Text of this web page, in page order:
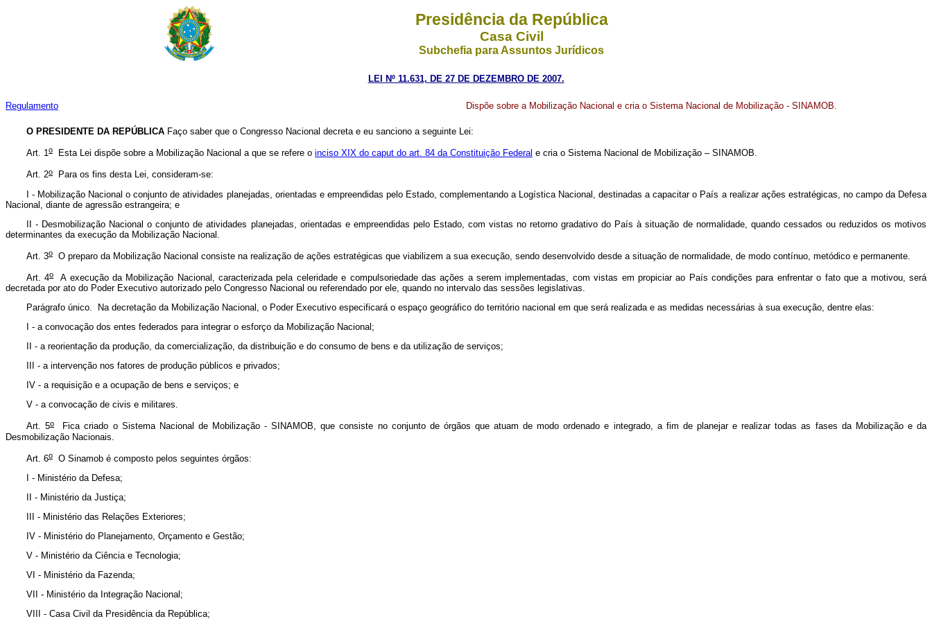
Presidência da República
Casa Civil
Subchefia para Assuntos Jurídicos
LEI Nº 11.631, DE 27 DEDEZEMBRO DE 2007.
Regulamento Dispõe sobre a Mobilização Nacional e cria o Sistema Nacional de Mobilização - SINAMOB.
O PRESIDENTE DA REPÚBLICA Faço saber que o Congresso Nacional decreta e eu sanciono a seguinte Lei:
Art. 1o Esta Lei dispõe sobre a Mobilização Nacional a que se refere o inciso XIX do caput do art. 84 da Constituição Federal e cria o Sistema Nacional de Mobilização – SINAMOB.
Art. 2o
Para os fins desta Lei, consideram-se:
I - Mobilização Nacional o conjunto de atividades planejadas, orientadas e empreendidas pelo Estado, complementando a Logística Nacional, destinadas a capacitar o País a realizar ações estratégicas, no campo da Defesa
Nacional, diante de agressão estrangeira; e
II - Desmobilização Nacional o conjunto de atividades planejadas, orientadas e empreendidas pelo Estado, com vistas no retorno gradativo do País à situação de normalidade, quando cessados ou reduzidos os motivos
determinantes da execução da Mobilização Nacional.
Art. 3o O preparo da Mobilização Nacional consiste na realização de ações estratégicas que viabilizem a sua execução, sendo desenvolvido desde a situação de normalidade, de modo contínuo, metódico e permanente.
Art. 4oA execução da Mobilização Nacional, caracterizada pela celeridade e compulsoriedade das ações a serem implementadas, com vistas em propiciar ao País condições para enfrentar o fato que a motivou, será
decretada por ato do Poder Executivo autorizado pelo Congresso Nacional ou referendado por ele, quando no intervalo das sessões legislativas.
Parágrafo único. Na decretação da Mobilização Nacional, o Poder Executivo especificará o espaço geográfico do território nacional em que será realizada e as medidas necessárias à sua execução, dentre elas:
I - a convocação dos entes federados para integrar o esforço da Mobilização Nacional;
II - a reorientação da produção, da comercialização, da distribuição e do consumo de bens e da utilização de serviços;
III - a intervenção nos fatores de produção públicos e privados;
IV - a requisição e a ocupação de bens e serviços; e
V - a convocação de civis e militares.
Art. 5oFica criado o Sistema Nacional de Mobilização - SINAMOB, que consiste no conjunto de órgãos que atuam de modo ordenado e integrado, a fim de planejar e realizar todas as fases da Mobilização e da
Desmobilização Nacionais.
Art. 6o
O Sinamob é composto pelos seguintes órgãos:
I - Ministério da Defesa;
II - Ministério da Justiça;
III - Ministério das Relações Exteriores;
IV - Ministério do Planejamento, Orçamento e Gestão;
V - Ministério da Ciência e Tecnologia;
VI - Ministério da Fazenda;
VII - Ministério da Integração Nacional;
VIII - Casa Civil da Presidência da República;